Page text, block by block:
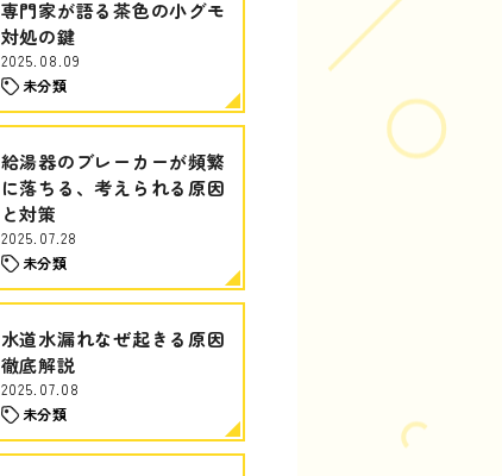
専門家が語る茶色の小グモ
対処の鍵
2025.08.09
未分類
給湯器のブレーカーが頻繁
に落ちる、考えられる原因
と対策
2025.07.28
未分類
水道水漏れなぜ起きる原因
徹底解説
2025.07.08
未分類